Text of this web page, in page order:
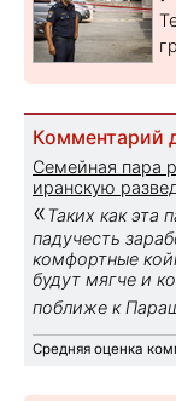
Комментарий
Семейная пара
иранскую
«Таких как эта
падучесть
комфортные
будут мягче и
поближе к
Средняя оценка